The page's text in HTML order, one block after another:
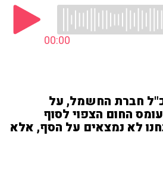
00:00
חברת החשמל, על
החום הצפוי לסוף
לא נמצאים על הסף, אלא